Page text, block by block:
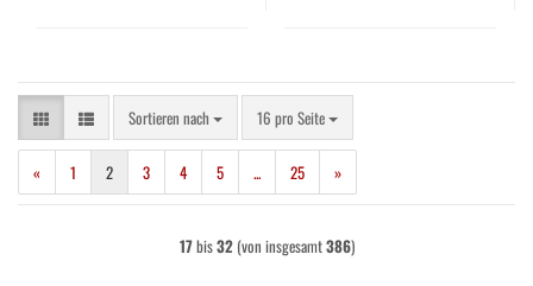
Sortieren nach
Sortieren nach 16 pro Seite
pro Seite
« 1 2 3 4 5 ... 25 »
17bis32(von insgesamt386)